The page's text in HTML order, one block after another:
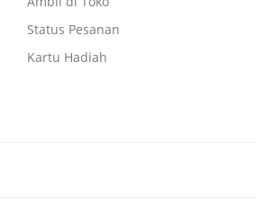
Status Pesanan
Kartu Hadiah